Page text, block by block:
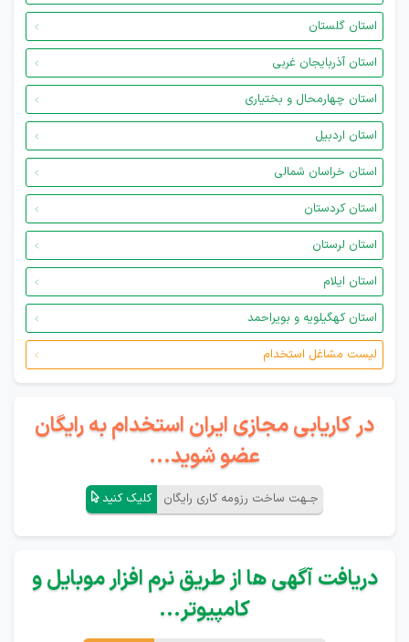
استان گلستان
استان آذربایجان غربی
استان چهارمحال و بختیاری
استان اردبیل
استان خراسان شمالی
استان کردستان
استان لرستان
استان ایلام
استان کهگیلویه و بویراحمد
لیست مشاغل استخدام
در کاریابی مجازی ایران استخدام به رایگان
عضو شوید...
جـهت ساخت رزومه کاری رایگان کلیک کنید
دریافت آگهی ها از طریق نرم افزار موبایل و
کامپیوتر...